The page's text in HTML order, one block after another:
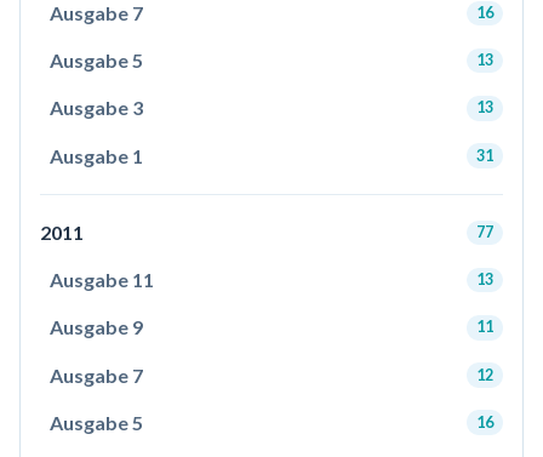
Ausgabe 7 16
Ausgabe 5 13
Ausgabe 3 13
Ausgabe 1 31
2011 77
Ausgabe 11 13
Ausgabe 9 11
Ausgabe 7 12
Ausgabe 5 16